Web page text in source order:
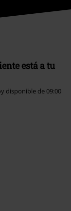
está a tu
disponible de 09:00